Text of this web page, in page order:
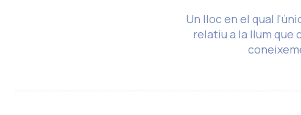
Un lloc en el qual
relatiu a la llum que